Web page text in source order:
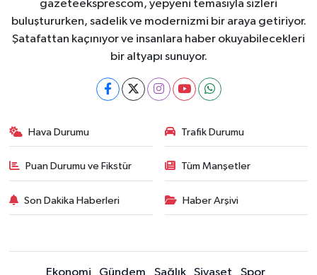
gazeteeksprescom, yepyeni temasıyla sizleri
buluştururken, sadelik ve modernizmi bir araya getiriyor.
Şatafattan kaçınıyor ve insanlara haber okuyabilecekleri
bir altyapı sunuyor.
Hava Durumu Trafik Durumu
Puan Durumu ve Fikstür Tüm Manşetler
Son Dakika Haberleri Haber Arşivi
Ekonomi Gündem Sağlık Siyaset Spor